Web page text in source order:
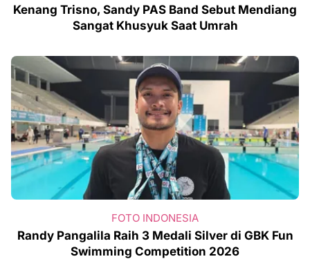
Kenang Trisno, Sandy PAS Band Sebut Mendiang
Sangat Khusyuk Saat Umrah
FOTO INDONESIA
Randy Pangalila Raih 3 Medali Silver di GBK Fun
Swimming Competition 2026